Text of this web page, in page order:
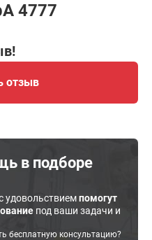
4777
отзыв
в подборе
удовольствиемпомогут
под ваши задачи и
бесплатную консультацию?